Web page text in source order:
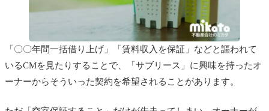
「〇〇年間一括借り上げ」「賃料収入を保証」などと謳われて
いるCMを見たりすることで、「サブリース」に興味を持ったオ
ーナーからそういった契約を希望されることがあります。